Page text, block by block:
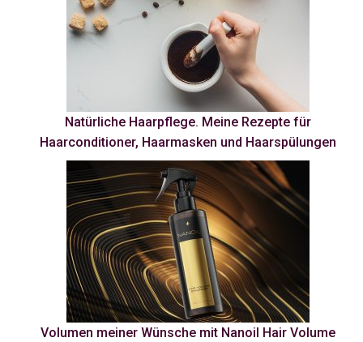
Natürliche Haarpflege. Meine Rezepte für
Haarconditioner, Haarmasken und Haarspülungen
Volumen meiner Wünsche mit Nanoil Hair Volume